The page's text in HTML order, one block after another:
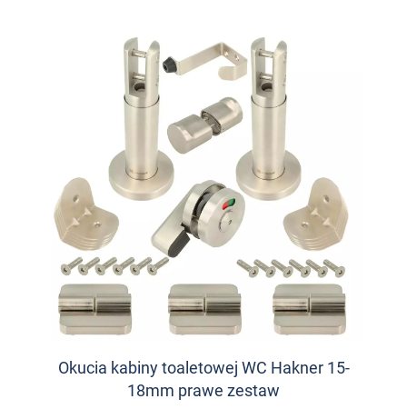
Okucia kabiny toaletowej WC Hakner 15-
18mm prawe zestaw